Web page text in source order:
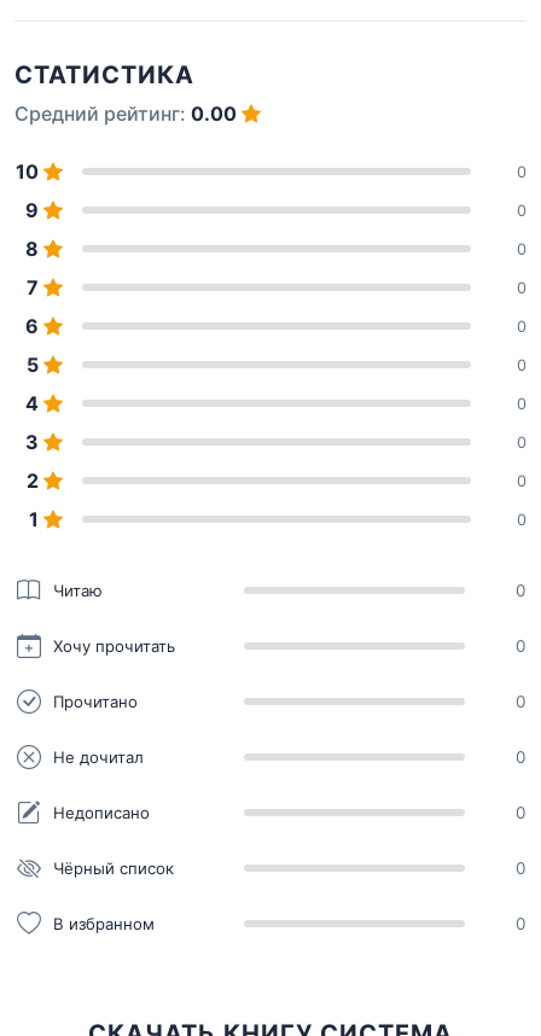
СТАТИСТИКА
Средний рейтинг: 0.00
10 0
9 0
8 0
7 0
6 0
5 0
4 0
3 0
2 0
1 0
Читаю 0
Хочу прочитать 0
Прочитано 0
Не дочитал 0
Недописано 0
Чёрный список 0
В избранном 0